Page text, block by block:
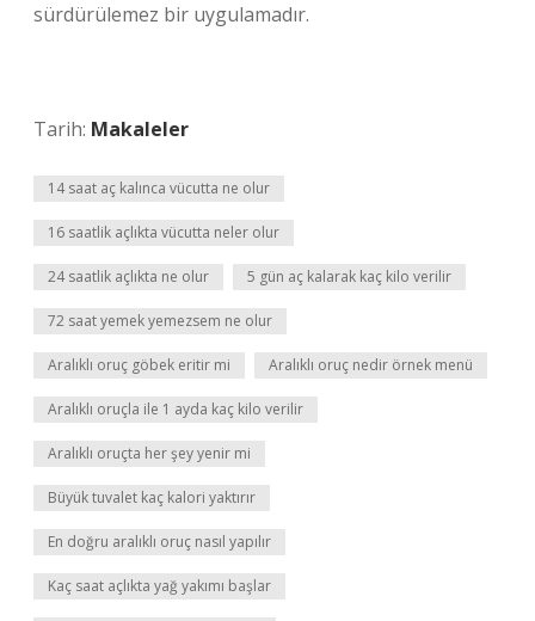
sürdürülemez bir uygulamadır.
Tarih: Makaleler
14 saat aç kalınca vücutta ne olur
16 saatlik açlıkta vücutta neler olur
24 saatlik açlıkta ne olur 5 gün aç kalarak kaç kilo verilir
72 saat yemek yemezsem ne olur
Aralıklı oruç göbek eritir mi Aralıklı oruç nedir örnek menü
Aralıklı oruçla ile 1 ayda kaç kilo verilir
Aralıklı oruçta her şey yenir mi
Büyük tuvalet kaç kalori yaktırır
En doğru aralıklı oruç nasıl yapılır
Kaç saat açlıkta yağ yakımı başlar